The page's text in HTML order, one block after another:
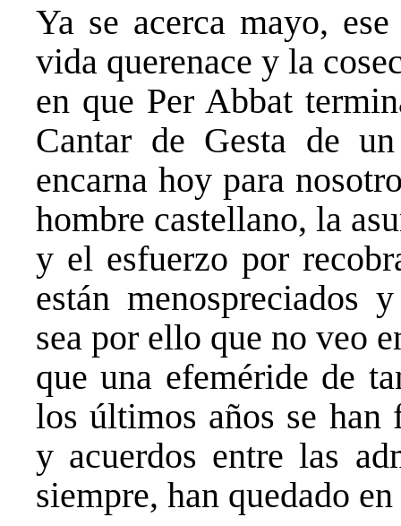
Ya se acerca mayo,
vida querenace y la
en que Per Abbat
Cantar de Gesta de
encarna hoy para
hombre castellano, la
y el esfuerzo por
están menospreciados
sea por ello que no veo
que una efeméride de
los últimos años se
y acuerdos entre las
siempre, han quedado